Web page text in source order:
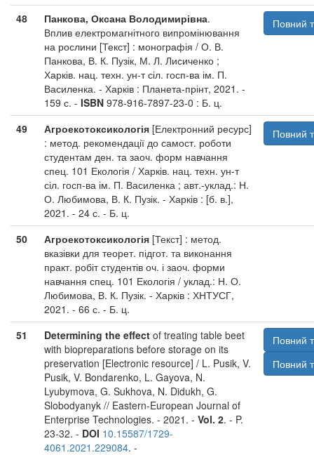
48
Панкова, Оксана Володимирівна.
Вплив електромагнітного випромінювання
на рослини [Текст] : монографія / О. В.
Панкова, В. К. Пузік, М. Л. Лисиченко ;
Харків. нац. техн. ун-т сіл. госп-ва ім. П.
Василенка. - Харків : Планета-прінт, 2021. -
159 с. - ISBN 978-916-7897-23-0 : Б. ц.
Повний
49 Агроекотоксикологія [Електронний ресурс]
: метод. рекомендації до самост. роботи
студентам ден. та заоч. форм навчання
спец. 101 Екологія / Харків. нац. техн. ун-т
сіл. госп-ва ім. П. Василенка ; авт.-уклад.: Н.
О. Любимова, В. К. Пузік. - Харків : [б. в.],
2021. - 24 с. - Б. ц.
Повний
50 Агроекотоксикологія [Текст] : метод.
вказівки для теорет. підгот. та виконання
практ. робіт студентів оч. і заоч. форми
навчання спец. 101 Екологія / уклад.: Н. О.
Любимова, В. К. Пузік. - Харків : ХНТУСГ,
2021. - 66 с. - Б. ц.
51
Determining the effect of treating table beet
with biopreparations before storage on its
preservation [Electronic resource] / L. Pusik, V.
Pusik, V. Bondarenko, L. Gayova, N.
Lyubymova, G. Sukhova, N. Didukh, G.
Slobodyanyk // Eastern-European Journal of
Enterprise Technologies. - 2021. - Vol. 2. - P.
23-32. - DOI 10.15587/1729-
4061.2021.229084. -
Повний
Повний